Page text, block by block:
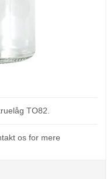
TO82.
os for mere